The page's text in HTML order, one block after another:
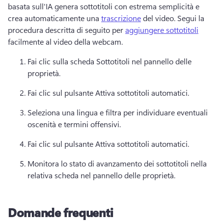
basata sull'IA genera sottotitoli con estrema semplicità e
crea automaticamente una trascrizione del video. Segui la
procedura descritta di seguito per aggiungere sottotitoli
facilmente al video della webcam.
Fai clic sulla scheda Sottotitoli nel pannello delle
proprietà.
Fai clic sul pulsante Attiva sottotitoli automatici.
Seleziona una lingua e filtra per individuare eventuali
oscenità e termini offensivi.
Fai clic sul pulsante Attiva sottotitoli automatici.
Monitora lo stato di avanzamento dei sottotitoli nella
relativa scheda nel pannello delle proprietà.
Domande frequenti